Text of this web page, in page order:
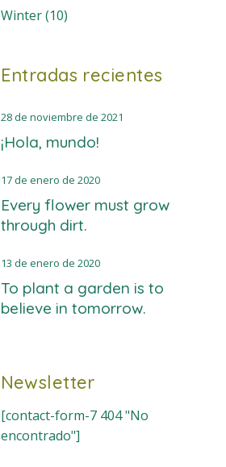
Winter(10)
Entradas recientes
¡Hola, mundo!
28 de noviembre de 2021
Every flower must grow
through dirt.
17 de enero de 2020
To plant a garden is to
believe in tomorrow.
13 de enero de 2020
Newsletter
[contact-form-7 404 "No
encontrado"]